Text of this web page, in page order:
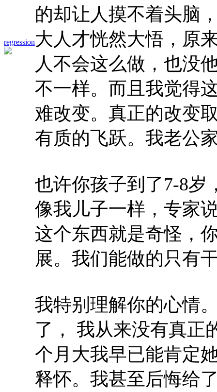
regression
的却让人摸不着头脑
大人才恍然大悟，原
人不会这么做，也没
不一样。而且我觉得
难改变。真正的改变
有质的飞跃。我老公
也许你孩子到了7-8岁
像我儿子一样，专家
这个东西就是奇怪，
展。我们能做的只有
我特别理解你的心情
了， 我从来没有真正
个月大我早已能肯定
释怀。我甚至后悔给